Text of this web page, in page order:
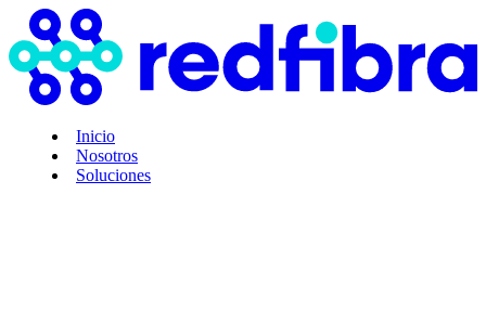
Inicio
Nosotros
Soluciones